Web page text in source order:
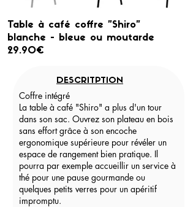
Table à café coffre "Shiro"
blanche - bleue ou moutarde
29.90€
DESCRITPTION
Coffre intégré
La table à café "Shiro" a plus d'un tour
dans son sac. Ouvrez son plateau en bois
sans effort grâce à son encoche
ergonomique supérieure pour révéler un
espace de rangement bien pratique. Il
pourra par exemple accueillir un service à
thé pour une pause gourmande ou
quelques petits verres pour un apéritif
impromptu.